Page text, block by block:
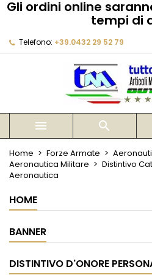
Gli ordini online
tempi di
Telefono: +39.0432 29 52 79
 
Home Forze Armate
Aeronautica Militare
Distintivo
Aeronautica
HOME
BANNER
DISTINTIVO D'ONORE
My wishlists
add_circle_outline Create new list
Crea lista dei
Annulla
Devi avere effettuato
prodotti nella tua lista dei